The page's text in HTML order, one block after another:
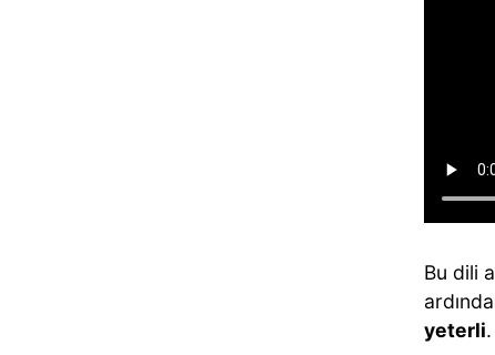
Bu dili
yeterli